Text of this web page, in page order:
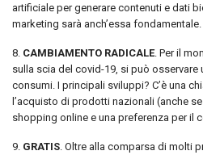
artificiale per generare contenuti e dati
marketing sarà anch’essa fondamentale.
8. CAMBIAMENTO RADICALE. Per il
sulla scia del covid-19, si può
consumi. I principali sviluppi? C’è una
l’acquisto di prodotti nazionali (anche
shopping online e una preferenza per il
9. GRATIS . Oltre alla comparsa di molti